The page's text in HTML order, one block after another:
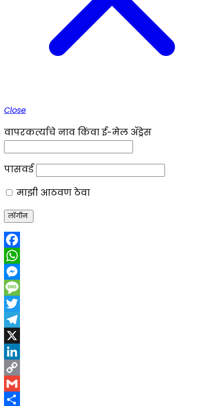
Close
वापरकर्त्याचे नाव किंवा ई-मेल ॲड्रेस
पासवर्ड
माझी आठवण ठेवा
Facebook
WhatsApp
Messenger
Message
Twitter
Telegram
X
LinkedIn
Copy
Link
Gmail